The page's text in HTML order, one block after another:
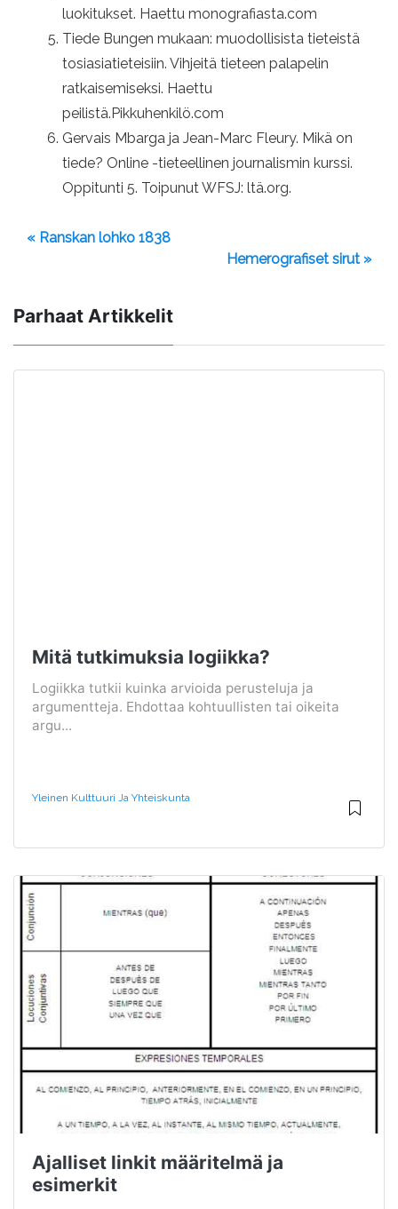
luokitukset. Haettu monografiasta.com
Tiede Bungen mukaan: muodollisista tieteistä
tosiasiatieteisiin. Vihjeitä tieteen palapelin
ratkaisemiseksi. Haettu
peilistä.Pikkuhenkilö.com
Gervais Mbarga ja Jean-Marc Fleury. Mikä on
tiede? Online -tieteellinen journalismin kurssi.
Oppitunti 5. Toipunut WFSJ: ltä.org.
« Ranskan lohko 1838
Hemerografiset sirut »
Parhaat Artikkelit
Mitä tutkimuksia logiikka?
Logiikka tutkii kuinka arvioida perusteluja ja
argumentteja. Ehdottaa kohtuullisten tai oikeita
argu...
Yleinen Kulttuuri Ja Yhteiskunta
Ajalliset linkit määritelmä ja
esimerkit